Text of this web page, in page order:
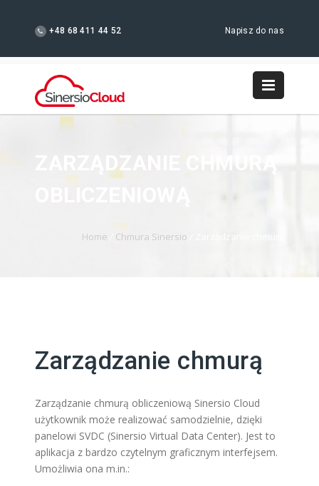
+48 68 411 44 52 Napisz do nas
ZARZĄDZANIE CHMURĄ
OBLICZENIOWĄ
Home Chmura Sinersio Zarządzanie chmurą
Zarządzanie chmurą
Zarządzanie chmurą obliczeniową Sinersio Cloud
użytkownik może realizować samodzielnie, dzięki
panelowi SVDC (Sinersio Virtual Data Center). Jest to
aplikacja z bardzo czytelnym graficznym interfejsem.
Umożliwia ona m.in.: